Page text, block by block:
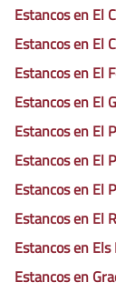
Estancos en El
Estancos en El
Estancos en El
Estancos en El
Estancos en El
Estancos en El
Estancos en El
Estancos en El
Estancos en
Estancos en